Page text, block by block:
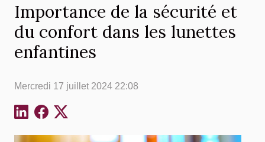
Importance de la sécurité et
du confort dans les lunettes
enfantines
Mercredi 17 juillet 2024 22:08